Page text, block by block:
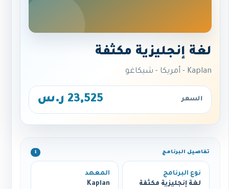
لغة إنجليزية مكثفة
Kaplan - أمريكا - شيكاغو
السعر 23,525 ر.س
تفاصيل البرنامج ℹ️
نوع البرنامج
لغة إنجليزية مكثفة
المعهد
Kaplan